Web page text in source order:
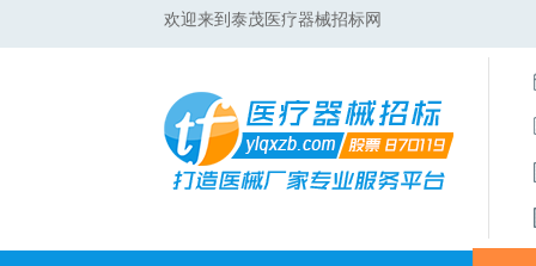
欢迎来到泰茂医疗器械招标网